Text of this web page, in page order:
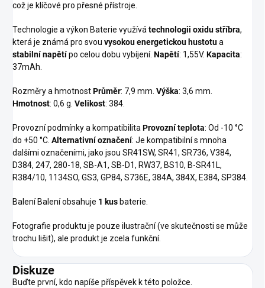
což je klíčové pro přesné přístroje.
Technologie a výkon Baterie využívátechnologii oxidu stříbra,
která je známá pro svou vysokou energetickou hustotua
stabilní napětípo celou dobu vybíjení. Napětí: 1,55V. Kapacita:
37mAh.
Rozměry a hmotnostPrůměr: 7,9 mm. Výška: 3,6 mm.
Hmotnost: 0,6 g. Velikost: 384.
Provozní podmínky a kompatibilitaProvozní teplota: Od -10 °C
do +50 °C. Alternativní označení: Je kompatibilní s mnoha
dalšími označeními, jako jsou SR41SW, SR41, SR736, V384,
D384, 247, 280-18, SB-A1, SB-D1, RW37, BS10, B-SR41L,
R384/10, 1134SO, GS3, GP84, S736E, 384A, 384X, E384, SP384.
Balení Balení obsahuje 1 kus baterie.
Fotografie produktu je pouze ilustrační (ve skutečnosti se může
trochu lišit), ale produkt je zcela funkční.
Diskuze
Buďte první, kdo napíše příspěvek k této položce.